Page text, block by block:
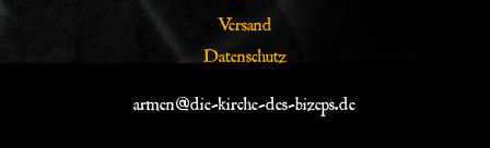
Versand
Datenschutz
armen@die-kirche-des-bizeps.de